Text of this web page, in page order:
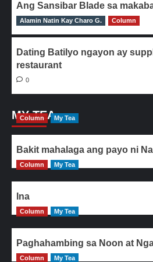
Ang Sansibar Blade sa
0
Alamin Natin Kay Charo G. Column
Dating Batilyo ngayon ay
restaurant
0
MY TEA
Column My Tea
Bakit mahalaga ang payo ni
Column My Tea
Ina
Column My Tea
Paghahambing sa Noon at
Column My Tea